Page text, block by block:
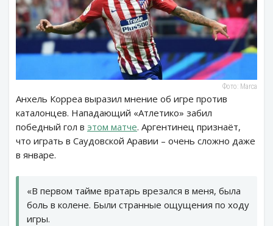
Фото: Marca
Анхель Корреа выразил мнение об игре против
каталонцев. Нападающий «Атлетико» забил
победный гол в этом матче. Аргентинец признаёт,
что играть в Саудовской Аравии – очень сложно даже
в январе.
«В первом тайме вратарь врезался в меня, была
боль в колене. Были странные ощущения по ходу
игры.